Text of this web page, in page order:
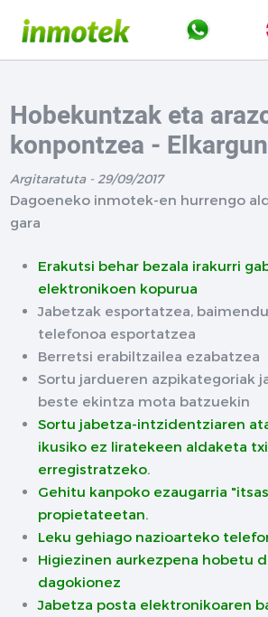
Hobekuntzak eta
konpontzea -
Argitaratuta - 29/09/2017
Dagoeneko inmotek-en hurrengo
gara
Erakutsi behar bezala irakurri
elektronikoen kopurua
Jabetzak esportatzea,
telefonoa esportatzea
Berretsi erabiltzailea ezabatzea
Sortu jardueren azpikategoriak
beste ekintza mota batzuekin
Sortu jabetza-intzidentziaren
ikusiko ez liratekeen aldaketa
erregistratzeko.
Gehitu kanpoko ezaugarria
propietateetan.
Leku gehiago nazioarteko
Higiezinen aurkezpena hobetu
dagokionez
Jabetza posta elektronikoaren